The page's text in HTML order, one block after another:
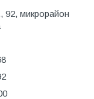
92, микрорайон